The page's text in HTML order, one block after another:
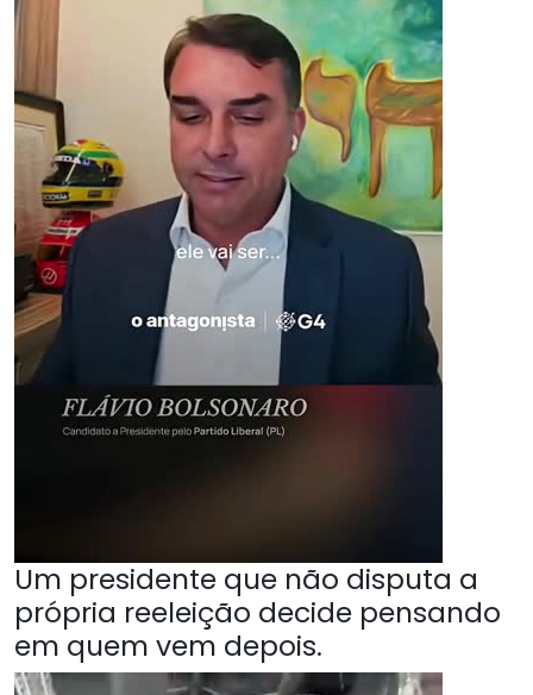
Um presidente que não disputa a
própria reeleição decide pensando
em quem vem depois.